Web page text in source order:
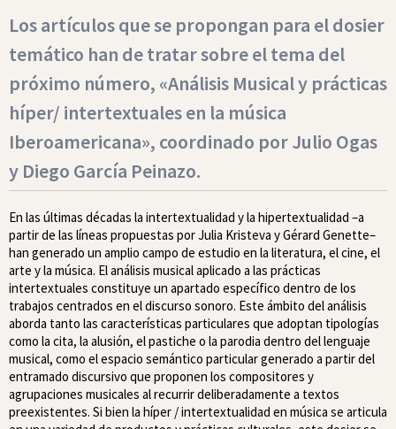
Los artículos que se propongan para el dosier
temático han de tratar sobre el tema del
próximo número, «Análisis Musical y prácticas
híper/ intertextuales en la música
Iberoamericana», coordinado por Julio Ogas
y Diego García Peinazo.
En las últimas décadas la intertextualidad y la hipertextualidad –a
partir de las líneas propuestas por Julia Kristeva y Gérard Genette–
han generado un amplio campo de estudio en la literatura, el cine, el
arte y la música. El análisis musical aplicado a las prácticas
intertextuales constituye un apartado específico dentro de los
trabajos centrados en el discurso sonoro. Este ámbito del análisis
aborda tanto las características particulares que adoptan tipologías
como la cita, la alusión, el pastiche o la parodia dentro del lenguaje
musical, como el espacio semántico particular generado a partir del
entramado discursivo que proponen los compositores y
agrupaciones musicales al recurrir deliberadamente a textos
preexistentes. Si bien la híper / intertextualidad en música se articula